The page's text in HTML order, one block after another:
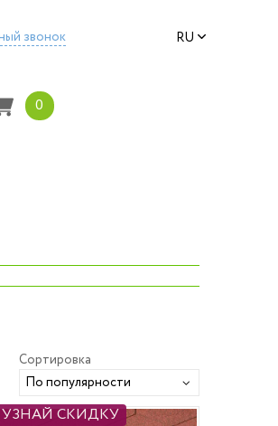
звонок RU
0
›
Сортировка
УЗНАЙ СКИДКУ